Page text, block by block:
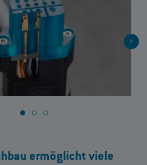
ermöglicht viele